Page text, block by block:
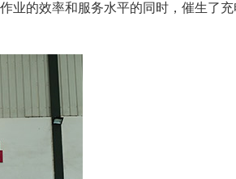
业的效率和服务水平的同时，催生了